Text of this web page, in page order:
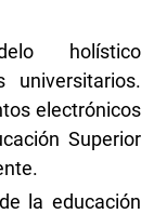
holístico
universitarios.
electrónicos
Superior
la educación